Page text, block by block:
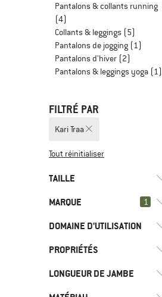
Pantalons & collants running
(4)
Collants & leggings (5)
Pantalons de jogging (1)
Pantalons d'hiver (2)
Pantalons & leggings yoga (1)
FILTRÉ PAR
Kari Traa
Tout réinitialiser
TAILLE
XS S XL
MARQUE 1
Kari Traa(13)
2117 of Sweden
DOMAINE D'UTILISATION
Course sur route
Exercice physique
PROPRIÉTÉS
Isolant (2)
Protection anti-UV
LONGUEUR DE JAMBE